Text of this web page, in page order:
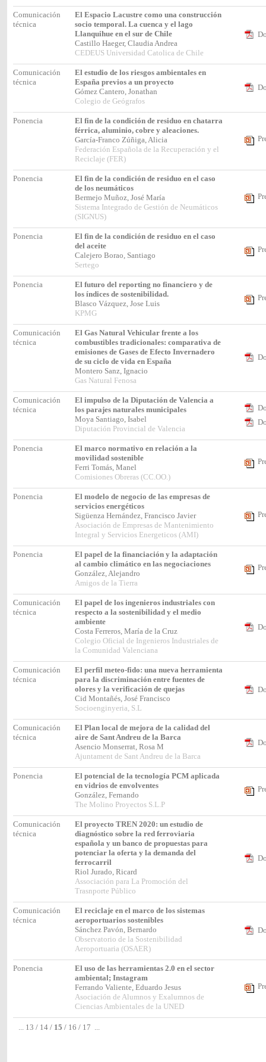
Comunicación
técnica
El Espacio Lacustre como una construcción
socio temporal. La cuenca y el lago
Llanquihue en el sur de Chile
Castillo Haeger, Claudia Andrea
CEDEUS Universidad Catolica de Chile
Comunicación
técnica
El estudio de los riesgos ambientales en
España previos a un proyecto
Gómez Cantero, Jonathan
Colegio de Geógrafos
Ponencia
El fin de la condición de residuo en chatarra
férrica, aluminio, cobre y aleaciones.
García-Franco Zúñiga, Alicia
Federación Española de la Recuperación y el
Reciclaje (FER)
Ponencia
El fin de la condición de residuo en el caso
de los neumáticos
Bermejo Muñoz, José María
Sistema Integrado de Gestión de Neumáticos
(SIGNUS)
Ponencia
El fin de la condición de residuo en el caso
del aceite
Calejero Borao, Santiago
Sertego
Ponencia
El futuro del reporting no financiero y de
los índices de sostenibilidad.
Blasco Vázquez, Jose Luis
KPMG
Comunicación
técnica
El Gas Natural Vehicular frente a los
combustibles tradicionales: comparativa de
emisiones de Gases de Efecto Invernadero
de su ciclo de vida en España
Montero Sanz, Ignacio
Gas Natural Fenosa
Comunicación
técnica
El impulso de la Diputación de Valencia a
los parajes naturales municipales
Moya Santiago, Isabel
Diputación Provincial de Valencia
Ponencia
El marco normativo en relación a la
movilidad sostenible
Ferri Tomás, Manel
Comisiones Obreras (CC.OO.)
Ponencia
El modelo de negocio de las empresas de
servicios energéticos
Sigüenza Hernández, Francisco Javier
Asociación de Empresas de Mantenimiento
Integral y Servicios Energeticos (AMI)
Ponencia
El papel de la financiación y la adaptación
al cambio climático en las negociaciones
González, Alejandro
Amigos de la Tierra
Comunicación
técnica
El papel de los ingenieros industriales con
respecto a la sostenibilidad y el medio
ambiente
Costa Ferreros, María de la Cruz
Colegio Oficial de Ingenieros Industriales de
la Comunidad Valenciana
Comunicación
técnica
El perfil meteo-fido: una nueva herramienta
para la discriminación entre fuentes de
olores y la verificación de quejas
Cid Montañés, José Francisco
Socioenginyeria, S.L
Comunicación
técnica
El Plan local de mejora de la calidad del
aire de Sant Andreu de la Barca
Asencio Monserrat, Rosa M
Ajuntament de Sant Andreu de la Barca
Ponencia
El potencial de la tecnología PCM aplicada
en vidrios de envolventes
González, Fernando
The Molino Proyectos S.L.P
Comunicación
técnica
El proyecto TREN 2020: un estudio de
diagnóstico sobre la red ferroviaria
española y un banco de propuestas para
potenciar la oferta y la demanda del
ferrocarril
Riol Jurado, Ricard
Associación para La Promoción del
Trasnporte Público
Comunicación
técnica
El reciclaje en el marco de los sistemas
aeroportuarios sostenibles
Sánchez Pavón, Bernardo
Observatorio de la Sostenibilidad
Aeroportuaria (OSAER)
Ponencia
El uso de las herramientas 2.0 en el sector
ambiental; Instagram
Ferrando Valiente, Eduardo Jesus
Asociación de Alumnos y Exalumnos de
Ciencias Ambientales de la UNED
... 13 / 14 / 15 / 16 / 17 ...